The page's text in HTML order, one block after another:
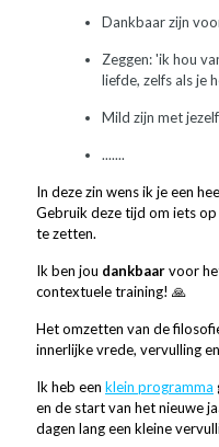
Dankbaar zijn
Zeggen: 'ik hou
liefde, zelfs als je
Mild zijn met
.......
In deze zin wens ik je een
Gebruik deze tijd om iets
te zetten.
Ik ben jou dankbaarvoor
contextuele training! 🙏
Het omzetten van de
innerlijke vrede, vervulling
Ik heb een klein programma
en de start van het nieuwe
dagen lang een kleine